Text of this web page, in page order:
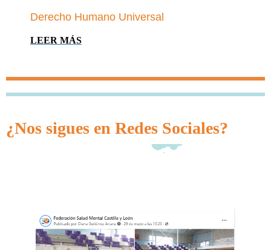
Derecho Humano Universal
LEER MÁS
¿Nos sigues en Redes Sociales?